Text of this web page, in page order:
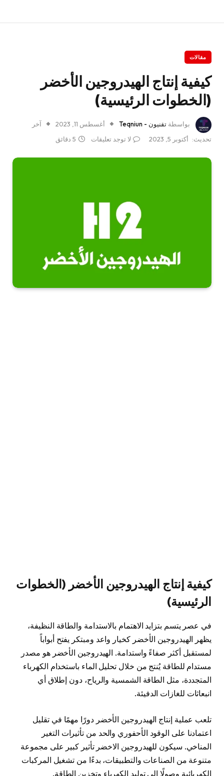
مقالات
كيفية إنتاج الهيدروجين الأخضر
(الخطوات الرئيسية)
بواسطة تقنيون - Teqniun أغسطس 11, 2023
آخر
تحديث:
أكتوبر 5, 2023 لا توجد تعليقات 5 دقائق
كيفية إنتاج الهيدروجين الأخضر (الخطوات
الرئيسية)
في عصر يتسم بتزايد الاهتمام بالاستدامة والطاقة النظيفة،
يظهر الهيدروجين الأخضر كخيار واعد ومبتكر يفتح أبواباً
لمستقبل أكثر صفاءً واستدامة. الهيدروجين الأخضر هو مصدر
مستدام للطاقة يُنتج من خلال تحليل الماء باستخدام الكهرباء
المتجددة، مثل الطاقة الشمسية والرياح، دون إطلاق أي
انبعاثات للغازات الدفيئة.
تلعب عملية إنتاج الهيدروجين الأخضر دورًا مهمًا في تقليل
اعتمادنا على الوقود الأحفوري والحد من تأثيرات التغير
المناخي. سيكون للهيدروجين الاخضر تأثير كبير على مجموعة
متنوعة من الصناعات والتطبيقات، بدءًا من تشغيل المركبات
الكهربائية وصولًا إلى توليد الكهرباء وتخزين الطاقة.